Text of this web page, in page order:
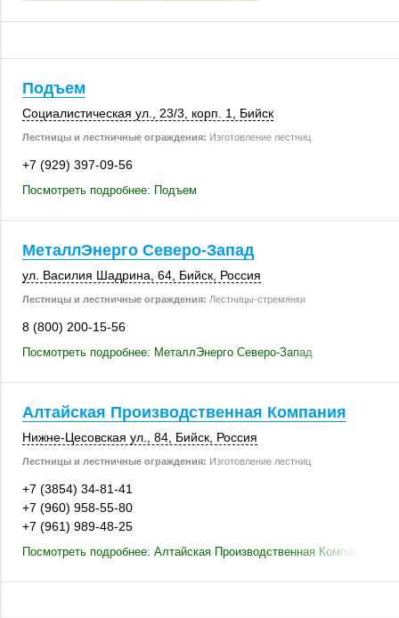
Подъем
Социалистическая ул., 23/3 корп. 1 Бийск
Лестницы и лестничные ограждения: Изготовление лестниц
+7 (929) 397-09-56
Посмотреть подробнее: Подъем
МеталлЭнерго Северо-Запад
ул. Василия Шадрина, 64, Бийск Россия
Лестницы и лестничные ограждения: Лестницы-стремянки
8 (800) 200-15-56
Посмотреть подробнее: МеталлЭнерго Северо-Запад
Алтайская Производственная Компания
Нижне-Цесовская ул., 84, Бийск Россия
Лестницы и лестничные ограждения: Изготовление лестниц
+7 (3854) 34-81-41
+7 (960) 958-55-80
+7 (961) 989-48-25
Посмотреть подробнее: Алтайская Производственная Компания